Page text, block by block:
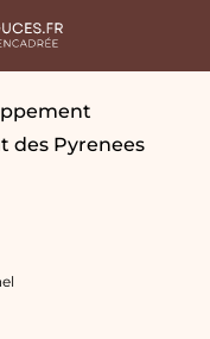
des Pyrenees